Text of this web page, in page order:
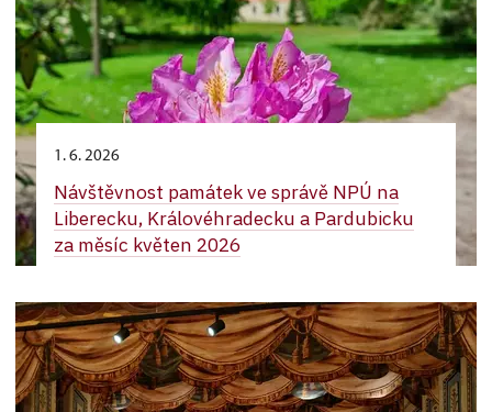
1. 6. 2026
Návštěvnost památek ve správě NPÚ na
Liberecku, Královéhradecku a Pardubicku
za měsíc květen 2026